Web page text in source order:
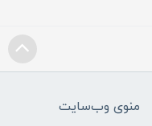
منوی وب‌سایت